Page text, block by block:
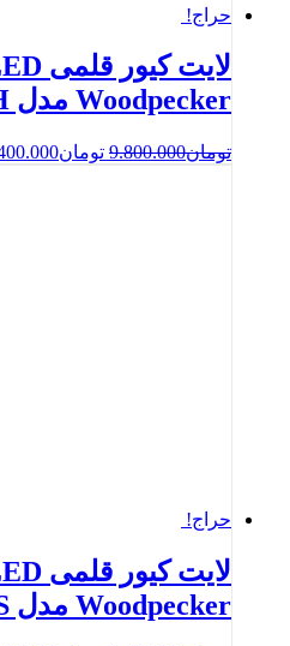
حراج!
Woodpecker مدل LED-H
تومان9.800.000 تومان
حراج!
Woodpecker مدل MINI S